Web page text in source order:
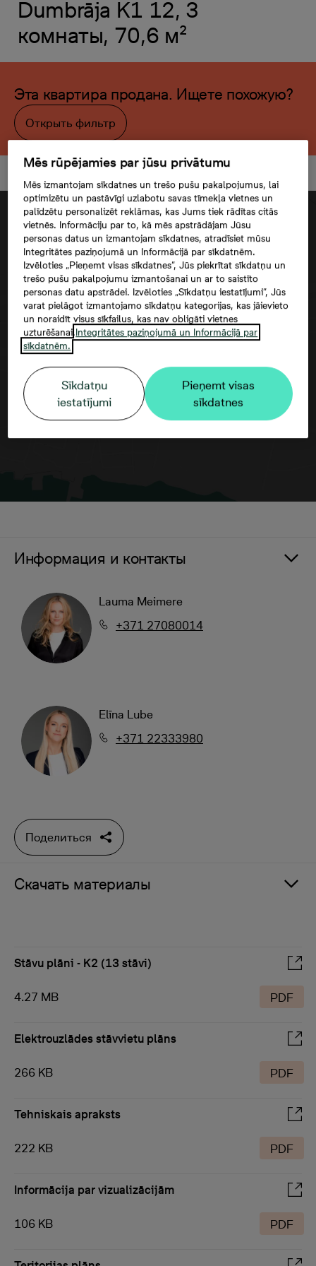
Dumbrāja K1 12, 3
комнаты, 70,6 м²
Эта квартира продана. Ищете похожую?
Открыть фильтр
Согласие третьего лица
Информация и контакты
Lauma Meimere
+371 27080014
Elīna Lube
+371 22333980
Поделиться
Скачать материалы
Stāvu plāni - K2 (13 stāvi)
4.27 MB PDF
Elektrouzlādes stāvvietu plāns
266 KB PDF
Tehniskais apraksts
222 KB PDF
Informācija par vizualizācijām
106 KB PDF
Mēs rūpējamies par jūsu privātumu
Mēs izmantojam sīkdatnes un trešo pušu pakalpojumus, lai
optimizētu un pastāvīgi uzlabotu savas tīmekļa vietnes un
palīdzētu personalizēt reklāmas, kas Jums tiek rādītas citās
vietnēs. Informāciju par to, kā mēs apstrādājam Jūsu
personas datus un izmantojam sīkdatnes, atradīsiet mūsu
Integritātes paziņojumā un Informācijā par sīkdatnēm.
Izvēloties „Pieņemt visas sīkdatnes”, Jūs piekrītat sīkdatņu un
trešo pušu pakalpojumu izmantošanai un ar to saistīto
personas datu apstrādei. Izvēloties „Sīkdatņu iestatījumi”, Jūs
varat pielāgot izmantojamo sīkdatņu kategorijas, kas jāievieto
un noraidīt visus sīkfailus, kas nav obligāti vietnes
uzturēšanai.Integritātes paziņojumā un Informācijā par
sīkdatnēm.
Sīkdatņu
iestatījumi
Pieņemt visas
sīkdatnes